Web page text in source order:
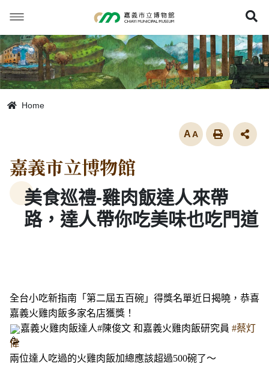
要
內
容
Home
放大
嘉義市立博物館
美食巡禮-雞肉飯達人來帶
路，達人帶你吃美味也吃門道
全台小吃新指南「第二屆五百碗」得獎名單近日揭曉，恭喜
嘉義火雞肉飯多家名店獲獎！
嘉義火雞肉飯達人#陳俊文 和嘉義火雞肉飯研究員 #蔡灯
偉
兩位達人吃過的火雞肉飯加總應該超過500碗了～